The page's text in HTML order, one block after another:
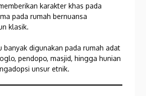
karakter khas pada
pada rumah bernuansa
klasik.
banyak digunakan pada rumah adat
pendopo, masjid, hingga hunian
unsur etnik.